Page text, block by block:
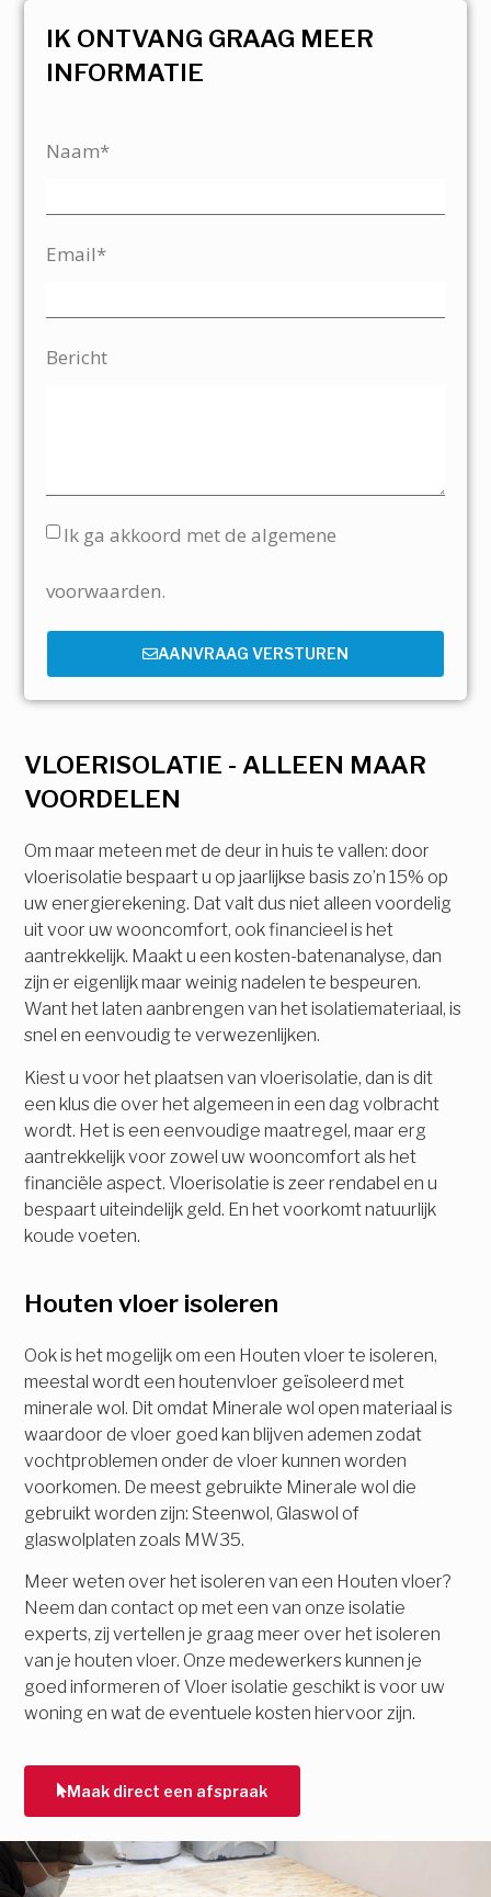
VLOERISOLATIE - ALLEEN MAAR
VOORDELEN
Om maar meteen met de deur in huis te vallen: door
vloerisolatie bespaart u op jaarlijkse basis zo’n 15% op
uw energierekening. Dat valt dus niet alleen voordelig
uit voor uw wooncomfort, ook financieel is het
aantrekkelijk. Maakt u een kosten-batenanalyse, dan
zijn er eigenlijk maar weinig nadelen te bespeuren.
Want het laten aanbrengen van het isolatiemateriaal, is
snel en eenvoudig te verwezenlijken.
Kiest u voor het plaatsen van vloerisolatie, dan is dit
een klus die over het algemeen in een dag volbracht
wordt. Het is een eenvoudige maatregel, maar erg
aantrekkelijk voor zowel uw wooncomfort als het
financiële aspect. Vloerisolatie is zeer rendabel en u
bespaart uiteindelijk geld. En het voorkomt natuurlijk
koude voeten.
Houten vloer isoleren
Ook is het mogelijk om een Houten vloer te isoleren,
meestal wordt een houtenvloer geïsoleerd met
minerale wol. Dit omdat Minerale wol open materiaal is
waardoor de vloer goed kan blijven ademen zodat
vochtproblemen onder de vloer kunnen worden
voorkomen. De meest gebruikte Minerale wol die
gebruikt worden zijn: Steenwol, Glaswol of
glaswolplaten zoals MW35.
Meer weten over het isoleren van een Houten vloer?
Neem dan contact op met een van onze isolatie
experts, zij vertellen je graag meer over het isoleren
van je houten vloer. Onze medewerkers kunnen je
goed informeren of Vloer isolatie geschikt is voor uw
woning en wat de eventuele kosten hiervoor zijn.
Maak direct een afspraak
IK ONTVANG GRAAG MEER
INFORMATIE
Naam*
Email*
Bericht
Ik ga akkoord met de algemene
voorwaarden.
AANVRAAG VERSTUREN